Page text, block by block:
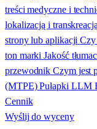
treści medyczne i
lokalizacją i transkreacją
strony lub aplikacji
ton marki Jakość
przewodnik Czym jest
(MTPE) Pułapki LLM
Cennik
Wyślij do wyceny